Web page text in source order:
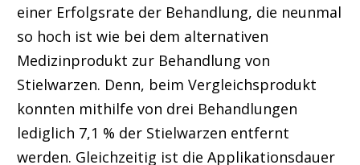
einer Erfolgsrate der Behandlung, die neunmal
so hoch ist wie bei dem alternativen
Medizinprodukt zur Behandlung von
Stielwarzen. Denn, beim Vergleichsprodukt
konnten mithilfe von drei Behandlungen
lediglich 7,1 % der Stielwarzen entfernt
werden. Gleichzeitig ist die Applikationsdauer